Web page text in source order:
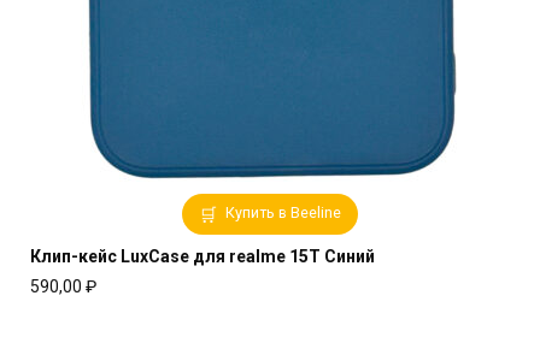
Купить в Beeline
Клип-кейс LuxCase для realme 15T Синий
590,00 ₽